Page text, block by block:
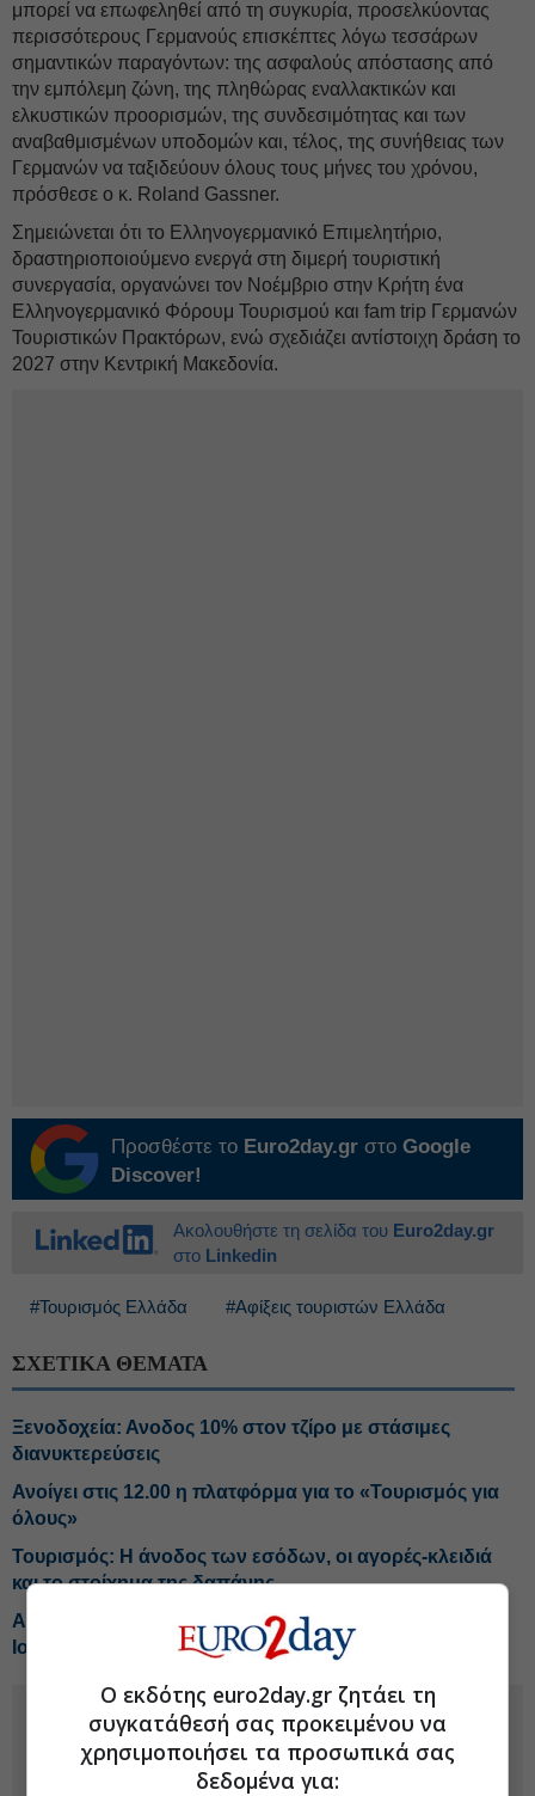
μπορεί να επωφεληθεί από τη συγκυρία, προσελκύοντας
περισσότερους Γερμανούς επισκέπτες λόγω τεσσάρων
σημαντικών παραγόντων: της ασφαλούς απόστασης από
την εμπόλεμη ζώνη, της πληθώρας εναλλακτικών και
ελκυστικών προορισμών, της συνδεσιμότητας και των
αναβαθμισμένων υποδομών και, τέλος, της συνήθειας των
Γερμανών να ταξιδεύουν όλους τους μήνες του χρόνου,
πρόσθεσε ο κ. Roland Gassner.
Σημειώνεται ότι το Ελληνογερμανικό Επιμελητήριο,
δραστηριοποιούμενο ενεργά στη διμερή τουριστική
συνεργασία, οργανώνει τον Νοέμβριο στην Κρήτη ένα
Ελληνογερμανικό Φόρουμ Τουρισμού και fam trip Γερμανών
Τουριστικών Πρακτόρων, ενώ σχεδιάζει αντίστοιχη δράση το
2027 στην Κεντρική Μακεδονία.
Προσθέστε το Euro2day.gr στο Google
Discover!
Ακολουθήστε τη σελίδα του Euro2day.gr
στο Linkedin
#Τουρισμός Ελλάδα #Αφίξεις τουριστών Ελλάδα
ΣΧΕΤΙΚΑ ΘΕΜΑΤΑ
Ξενοδοχεία: Ανοδος 10% στον τζίρο με στάσιμες
διανυκτερεύσεις
Ανοίγει στις 12.00 η πλατφόρμα για το «Τουρισμός για
όλους»
Τουρισμός: Η άνοδος των εσόδων, οι αγορές-κλειδιά
και το στοίχημα της δαπάνης
Αύξηση 4,7% στην επιβατική κίνηση του ΔΑΑ τον
Ιούλιο
Ο εκδότης euro2day.gr ζητάει τη
συγκατάθεσή σας προκειμένου να
χρησιμοποιήσει τα προσωπικά σας
δεδομένα για: